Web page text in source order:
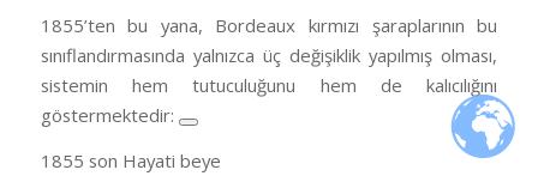
1855’ten bu yana, Bordeaux kırmızı şaraplarının bu
sınıflandırmasında yalnızca üç değişiklik yapılmış olması,
sistemin hem tutuculuğunu hem de kalıcılığını
göstermektedir:
1855 son Hayati beye